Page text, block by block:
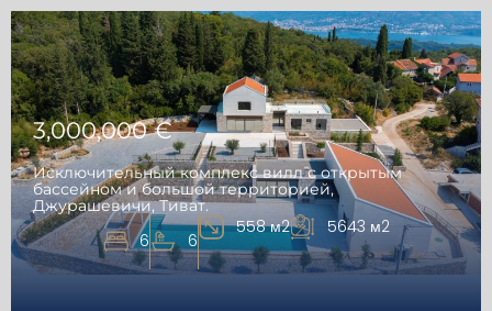
3,000,000 €
Исключительный комплекс вилл с открытым
бассейном и большой территорией,
Джурашевичи, Тиват.
6 6
558 м2 5643 м2